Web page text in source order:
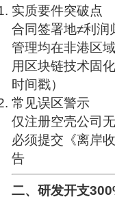
实质要件突破点
合同签署地≠利润
管理均在非港区域
用区块链技术固
时间戳）
常见误区警示
仅注册空壳公司
必须提交《离岸
告
二、研发开支